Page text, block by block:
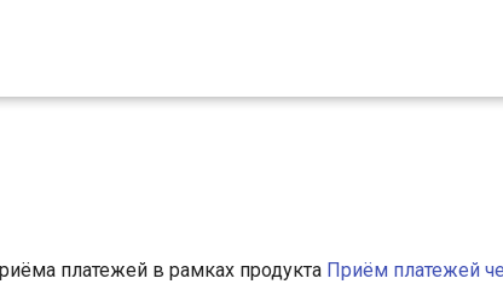
платежей в рамках продукта Приём платежей